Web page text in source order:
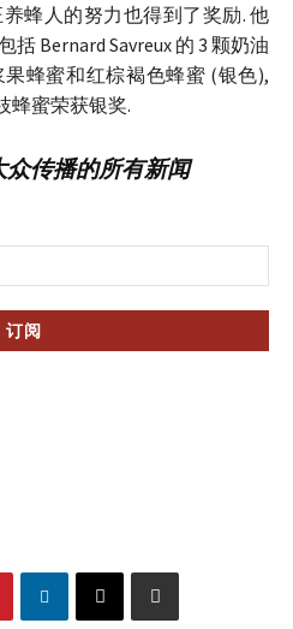
蜂人的努力也得到了奖励. 他
括 Bernard Savreux 的 3 颗奶油
蜂蜜和红棕褐色蜂蜜 (银色),
蜂蜜荣获银奖.
传播的所有新闻